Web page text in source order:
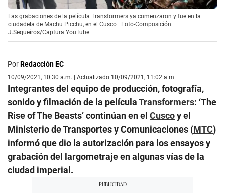
Las grabaciones de la película Transformers ya comenzaron y fue en la
ciudadela de Machu Picchu, en el Cusco | Foto-Composición:
J.Sequeiros/Captura YouTube
PorRedacción EC
10/09/2021, 10:30 a.m. | Actualizado 10/09/2021, 11:02 a.m.
Integrantes del equipo de producción, fotografía,
sonido y filmación de la películaTransformers: ‘The
Rise of The Beasts’ continúan en el Cuscoy el
Ministerio de Transportes y Comunicaciones (MTC)
informó que dio la autorización para los ensayos y
grabación del largometraje en algunas vías de la
ciudad imperial.